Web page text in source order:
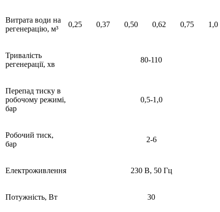
Витрата води на
регенерацію, м³
0,25 0,37 0,50 0,62 0,75 1,0
Тривалість
регенерації, хв
80-110
Перепад тиску в
робочому режимі,
бар
0,5-1,0
Робочий тиск,
бар
2-6
Електроживлення 230 В, 50 Гц
Потужність, Вт 30